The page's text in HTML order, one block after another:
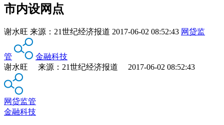
市内设网点
谢水旺 来源： 21世纪经济报道 2017-06-02 08:52:43 网贷监
管
金融科技
谢水旺 来源：21世纪经济报道 2017-06-02 08:52:43
网贷监管
金融科技